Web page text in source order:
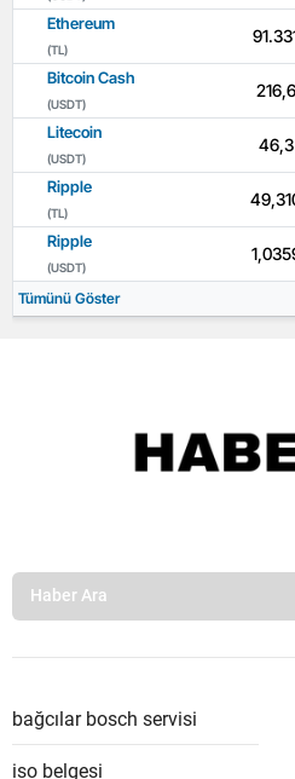
Ethereum
(TL)
Bitcoin Cash
(USDT)
216,6
Litecoin
(USDT)
46,3
Ripple
(TL)
Ripple
(USDT)
Tümünü Göster
bağcılar bosch servisi
iso belgesi